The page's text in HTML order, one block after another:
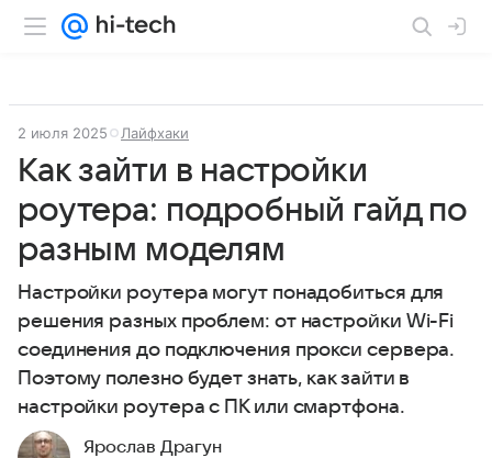
2 июля 2025 Лайфхаки
Как зайти в настройки
роутера: подробный гайд по
разным моделям
Настройки роутера могут понадобиться для
решения разных проблем: от настройки Wi-Fi
соединения до подключения прокси сервера.
Поэтому полезно будет знать, как зайти в
настройки роутера с ПК или смартфона.
Ярослав Драгун